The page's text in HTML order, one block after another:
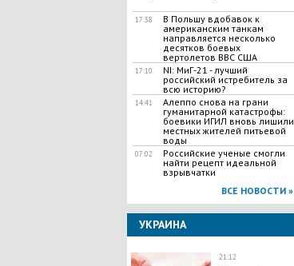
17:38
В Польшу вдобавок к
американским танкам
направляется несколько
десятков боевых
вертолетов ВВС США
17:10
NI: МиГ-21 - лучший
российский истребитель за
всю историю?
14:41
Алеппо снова на грани
гуманитарной катастрофы:
боевики ИГИЛ вновь лишили
местных жителей питьевой
воды
07:02
Российские ученые смогли
найти рецепт идеальной
взрывчатки
ВСЕ НОВОСТИ »
УКРАИНА
21:12